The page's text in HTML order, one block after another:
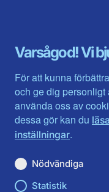
Varsågod! Vi
För att kunna
och ge dig
använda oss av
dessa gör kan du
inställningar.
Nödvändiga
Statistik
Gävleborg
Halland
Jämtlands län
Jönköpings län
Kalmar län
Kronobergs län
Norrbotten
Skåne län
Du hittar oss här på